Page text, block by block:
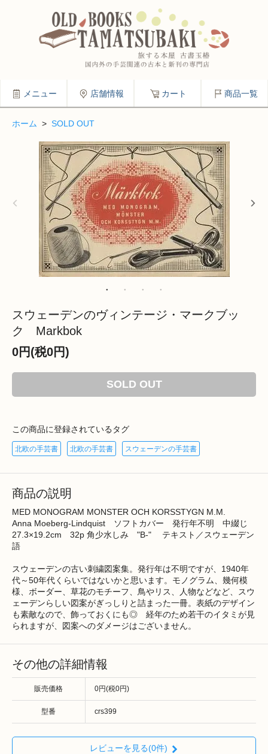
メニュー 店舗情報 カート 商品一覧
ホーム > SOLD OUT
スウェーデンのヴィンテージ・マークブッ
ク Markbok
0円(税0円)
SOLD OUT
この商品に登録されているタグ
北欧の手芸書 北欧の手芸書 スウェーデンの手芸書
商品の説明
MED MONOGRAM MONSTER OCH KORSSTYGN M.M.
Anna Moeberg-Lindquist ソフトカバー 発行年不明 中綴じ
27.3×19.2cm 32p 角少水しみ "B-" テキスト／スウェーデン
語
スウェーデンの古い刺繍図案集。発行年は不明ですが、1940年
代～50年代くらいではないかと思います。モノグラム、幾何模
様、ボーダー、草花のモチーフ、鳥やリス、人物などなど、スウ
ェーデンらしい図案がぎっしりと詰まった一冊。表紙のデザイン
も素敵なので、飾っておくにも◎ 経年のため若干のイタミが見
られますが、図案へのダメージはございません。
その他の詳細情報
販売価格 0円(税0円)
型番 crs399
レビューを見る(0件)